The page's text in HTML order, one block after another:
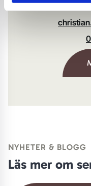
NYHETER & BLOGG
Läs mer om